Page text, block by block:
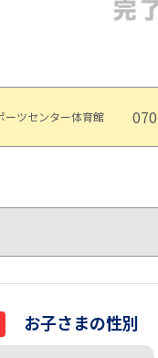
ツセンター体育館
お子さまの性別